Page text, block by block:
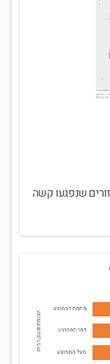
שנפגעו קשה